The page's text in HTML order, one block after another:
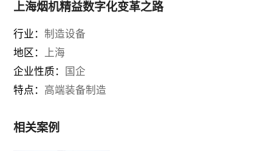
上海烟机精益数字化变革之路
行业：制造设备
地区： 上海
企业性质：
国企
特点： 高端装备制造
相关案例